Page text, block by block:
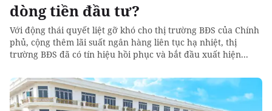
dòng tiền đầu tư?
Với động thái quyết liệt gỡ khó cho thị trường BĐS của Chính
phủ, cộng thêm lãi suất ngân hàng liên tục hạ nhiệt, thị
trường BĐS đã có tín hiệu hồi phục và bắt đầu xuất hiện...